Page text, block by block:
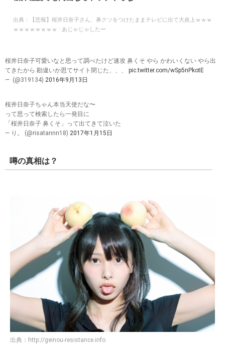
出典：
【悲報】桜井日奈子さん、鼻クソをつけたままテレビに出て大炎上ｗｗｗ
ｗｗｗｗｗｗｗｗ : あじゃじゃしたー
桜井日奈子可愛いなと思って調べたけど速攻 鼻くそ やら かわいくない やら出
てきたから 勘違いか思てサイト閉じた、、、 pic.twitter.com/wSp5nPkotE
— ㅤ (@319134) 2016年9月13日
桜井日奈子ちゃん本当天使だな〜
って思って検索したら一発目に
「桜井日奈子 鼻くそ」って出てきて泣いた
— り。 (@risatannn18) 2017年1月15日
噂の真相は？
出典： http://geinou-resistance.info